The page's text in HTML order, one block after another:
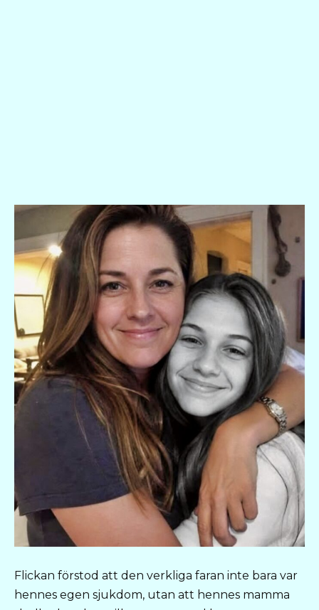
Flickan förstod att den verkliga faran inte bara var
hennes egen sjukdom, utan att hennes mamma